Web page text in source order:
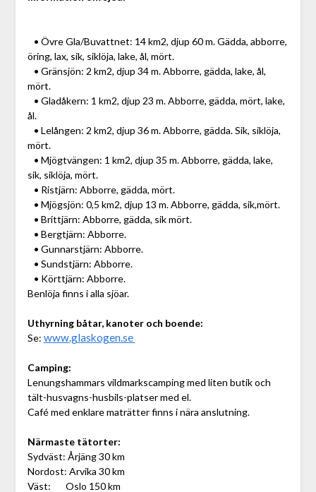
• Övre Gla/Buvattnet: 14 km2, djup 60 m. Gädda, abborre,
öring, lax, sik, siklöja, lake, ål, mört.
• Gränsjön: 2 km2, djup 34 m. Abborre, gädda, lake, ål,
mört.
• Gladåkern: 1 km2, djup 23 m. Abborre, gädda, mört, lake,
ål.
• Lelången: 2 km2, djup 36 m. Abborre, gädda. Sik, siklöja,
mört.
• Mjögtvängen: 1 km2, djup 35 m. Abborre, gädda, lake,
sik, siklöja, mört.
• Ristjärn: Abborre, gädda, mört.
• Mjögsjön: 0,5 km2, djup 13 m. Abborre, gädda, sik,mört.
• Brittjärn: Abborre, gädda, sik mört.
• Bergtjärn: Abborre.
• Gunnarstjärn: Abborre.
• Sundstjärn: Abborre.
• Körttjärn: Abborre.
Benlöja finns i alla sjöar.
Uthyrning båtar, kanoter och boende:
Se: www.glaskogen.se
Camping:
Lenungshammars vildmarkscamping med liten butik och
tält-husvagns-husbils-platser med el.
Café med enklare maträtter finns i nära anslutning.
Närmaste tätorter:
Sydväst: Årjäng 30 km
Nordost: Arvika 30 km
Väst: Oslo 150 km